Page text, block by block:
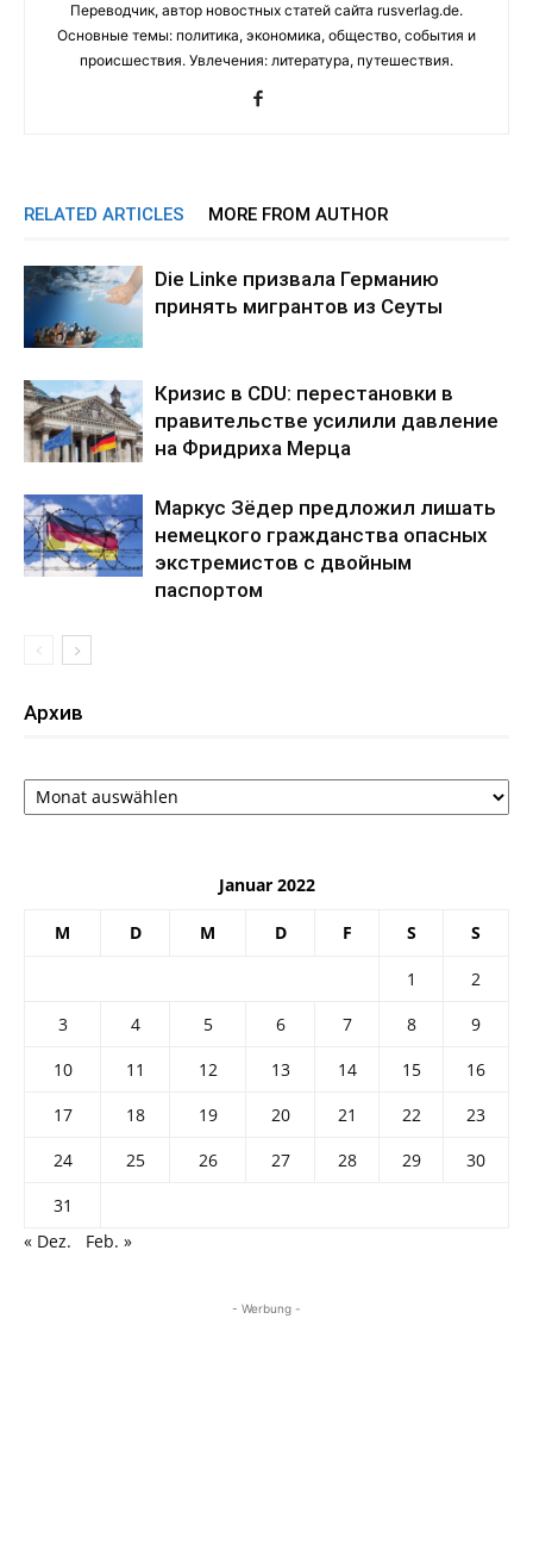
Переводчик, автор новостных статей сайта rusverlag.de.
Основные темы: политика, экономика, общество, события и
происшествия. Увлечения: литература, путешествия.
RELATED ARTICLES MORE FROM AUTHOR
Die Linke призвала Германию
принять мигрантов из Сеуты
Кризис в CDU: перестановки в
правительстве усилили давление
на Фридриха Мерца
Маркус Зёдер предложил лишать
немецкого гражданства опасных
экстремистов с двойным
паспортом
Архив
Архив
Januar 2022
M D M D F S S
1
2
3
4 5 6 7 8
9
10
11 12 13 14 15
16
17
18 19 20 21 22
23
24
25 26 27 28 29
30
31
« Dez.
Feb. »
- Werbung -